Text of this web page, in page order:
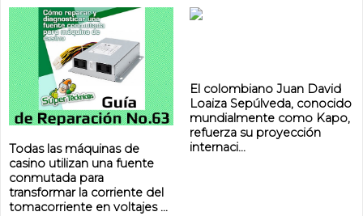
Todas las máquinas de
casino utilizan una fuente
conmutada para
transformar la corriente del
tomacorriente en voltajes ...
El colombiano Juan David
Loaiza Sepúlveda, conocido
mundialmente como Kapo,
refuerza su proyección
internaci...